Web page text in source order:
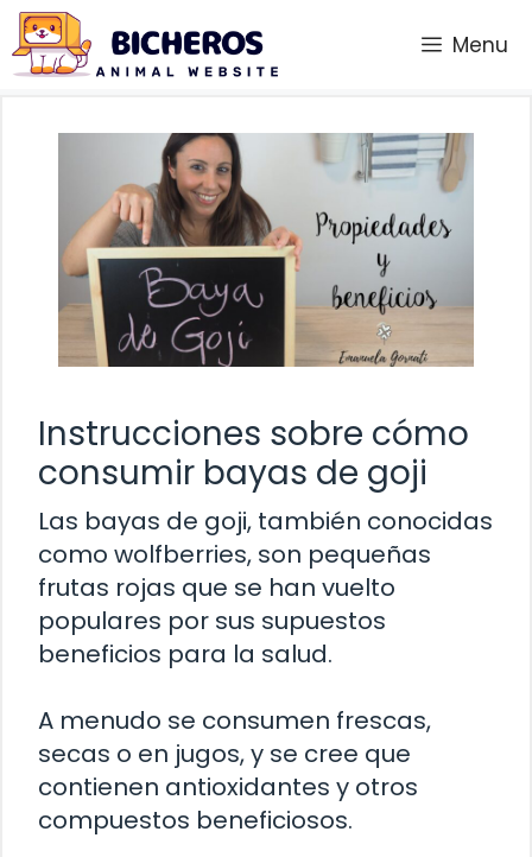
Saltar
al
contenido
Menu
Instrucciones sobre cómo
consumir bayas de goji
Las bayas de goji, también conocidas
como wolfberries, son pequeñas
frutas rojas que se han vuelto
populares por sus supuestos
beneficios para la salud.
A menudo se consumen frescas,
secas o en jugos, y se cree que
contienen antioxidantes y otros
compuestos beneficiosos.